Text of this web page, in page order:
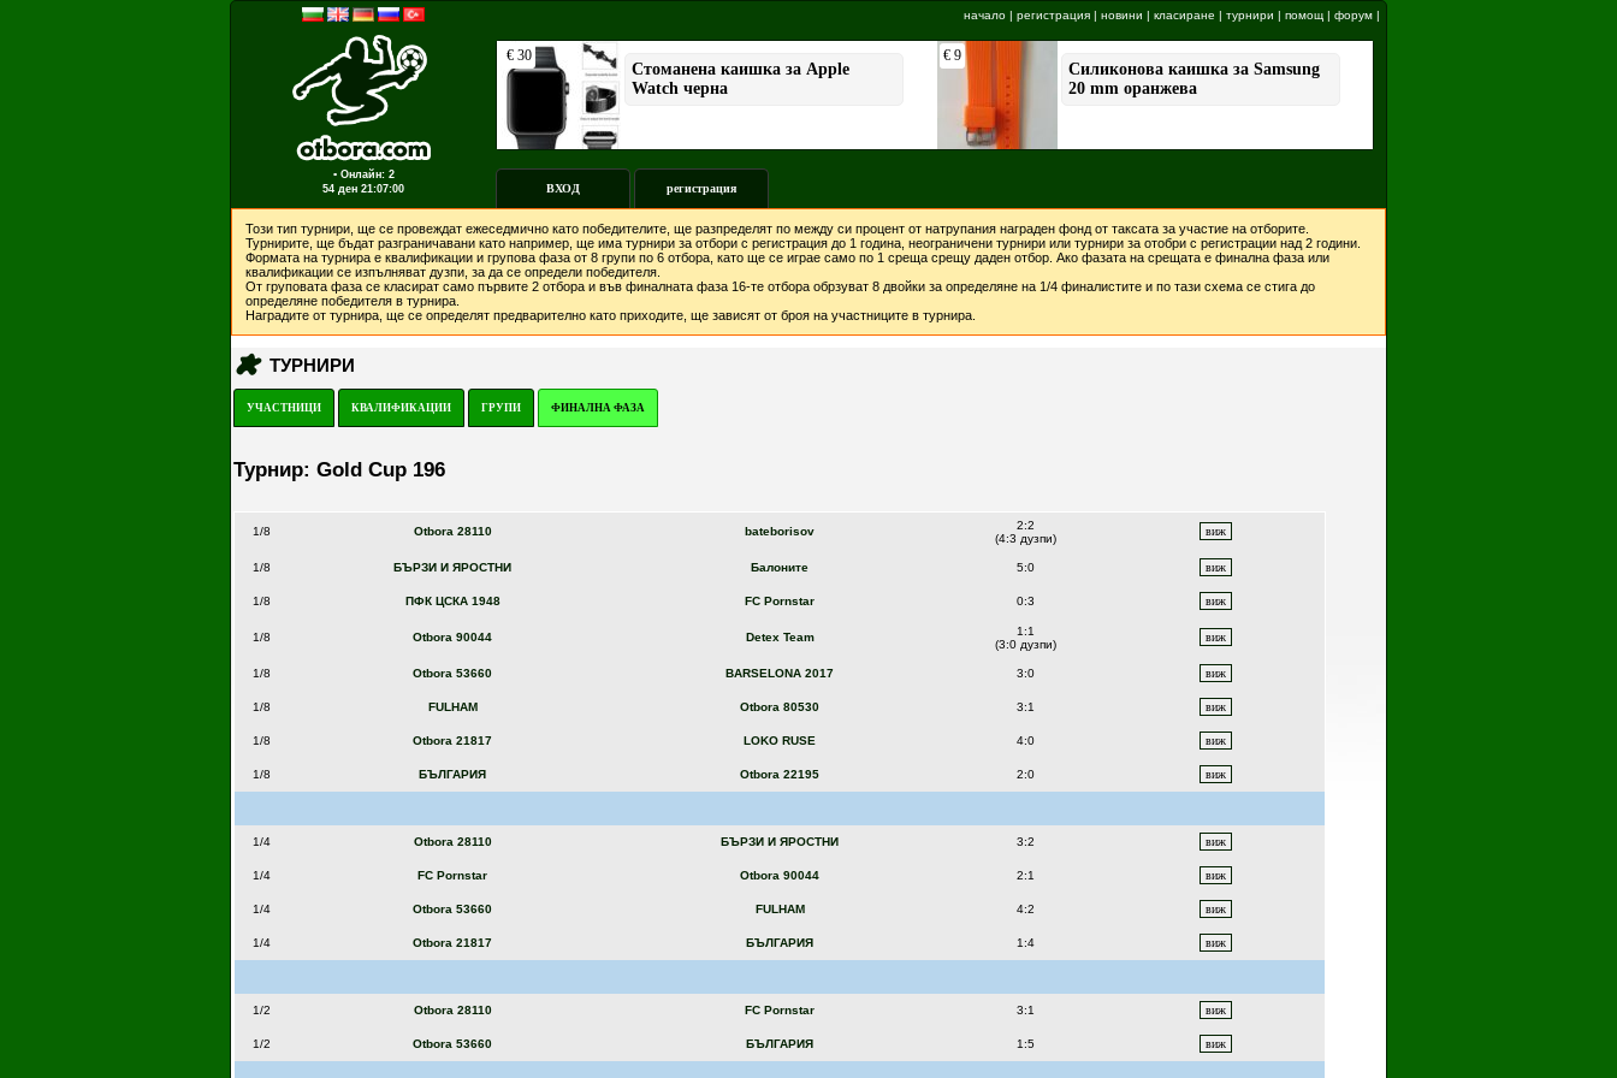
▪ Онлайн: 2
54 ден 21:07:00
начало | регистрация | новини | класиране | турнири | помощ | форум |
ВХОД регистрация
Този тип турнири, ще се провеждат ежеседмично като победителите, ще разпределят по между си процент от натрупания награден фонд от таксата за участие на отборите.
Турнирите, ще бъдат разграничавани като например, ще има турнири за отбори с регистрация до 1 година, неограничени турнири или турнири за отобри с регистрации над 2 години.
Формата на турнира е квалификации и групова фаза от 8 групи по 6 отбора, като ще се играе само по 1 среща срещу даден отбор. Ако фазата на срещата е финална фаза или
квалификации се изпълняват дузпи, за да се определи победителя.
От груповата фаза се класират само първите 2 отбора и във финалната фаза 16-те отбора обрзуват 8 двойки за определяне на 1/4 финалистите и по тази схема се стига до
определяне победителя в турнира.
Наградите от турнира, ще се определят предварително като приходите, ще зависят от броя на участниците в турнира.
ТУРНИРИ
УЧАСТНИЦИ КВАЛИФИКАЦИИ ГРУПИ ФИНАЛНА ФАЗА
Турнир: Gold Cup 196
1/8 Otbora 28110 bateborisov
2:2
(4:3 дузпи)
1/8 БЪРЗИ И ЯРОСТНИ Балоните 5:0
1/8 ПФК ЦСКА 1948 FC Pornstar 0:3
1/8 Otbora 90044 Detex Team
1:1
(3:0 дузпи)
1/8 Otbora 53660 BARSELONA 2017 3:0
1/8 FULHAM Otbora 80530 3:1
1/8 Otbora 21817 LOKO RUSE 4:0
1/8 БЪЛГАРИЯ Otbora 22195 2:0
1/4 Otbora 28110 БЪРЗИ И ЯРОСТНИ 3:2
1/4 FC Pornstar Otbora 90044 2:1
1/4 Otbora 53660 FULHAM 4:2
1/4 Otbora 21817 БЪЛГАРИЯ 1:4
1/2 Otbora 28110 FC Pornstar 3:1
1/2 Otbora 53660 БЪЛГАРИЯ 1:5